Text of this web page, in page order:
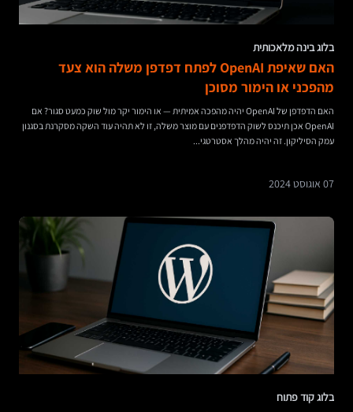
בלוג בינה מלאכותית
האם שאיפת OpenAI לפתח דפדפן משלה הוא צעד
מהפכני או הימור מסוכן
האם הדפדפן של OpenAI יהיה מהפכה אמיתית — או הימור יקר מול שוק כמעט סגור? אם
OpenAI אכן תיכנס לשוק הדפדפנים עם מוצר משלה, זו לא תהיה עוד השקה מסקרנת בסגנון
עמק הסיליקון. זה יהיה מהלך אסטרטגי...
07 אוגוסט 2024
בלוג קוד פתוח